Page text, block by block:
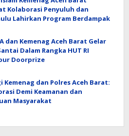
Kolaborasi Penyuluh dan
Lahirkan Program Berdampak
dan Kemenag Aceh Barat Gelar
Dalam Rangka HUT RI
Doorprize
Kemenag dan Polres Aceh Barat:
Demi Keamanan dan
Masyarakat